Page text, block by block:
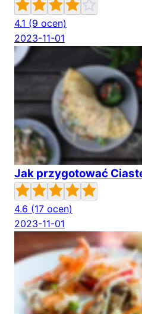
4.1 (9 ocen)
2023-11-01
Jak przygotować
4.6 (17 ocen)
2023-11-01